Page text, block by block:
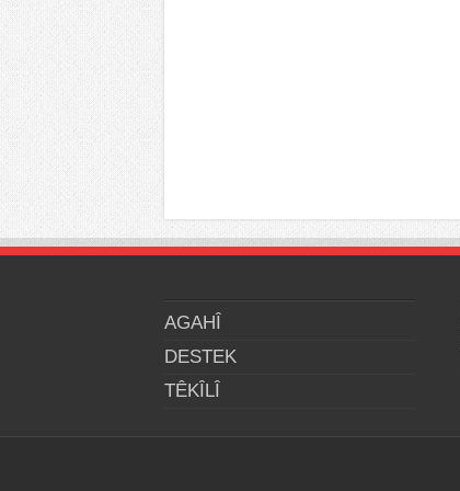
AGAHÎ
DESTEK
TÊKÎLÎ